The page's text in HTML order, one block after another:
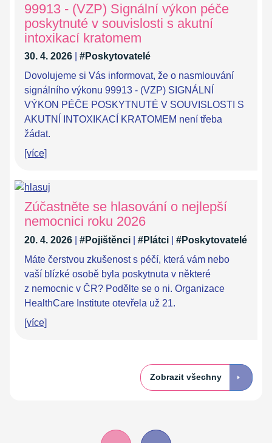
99913 - (VZP) Signální výkon péče
poskytnuté v souvislosti s akutní
intoxikací kratomem
30. 4. 2026
#Poskytovatelé
Dovolujeme si Vás informovat, že o nasmlouvání
signálního výkonu 99913 - (VZP) SIGNÁLNÍ
VÝKON PÉČE POSKYTNUTÉ V SOUVISLOSTI S
AKUTNÍ INTOXIKACÍ KRATOMEM není třeba
žádat.
[více]
Zúčastněte se hlasování o nejlepší
nemocnici roku 2026
20. 4. 2026 #Pojištěnci #Plátci
#Poskytovatelé
Máte čerstvou zkušenost s péčí, která vám nebo
vaší blízké osobě byla poskytnuta v některé
z nemocnic v ČR? Podělte se o ni. Organizace
HealthCare Institute otevřela už 21.
[více]
Zobrazit všechny